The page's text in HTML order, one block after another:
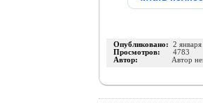
Опубликовано: 2
Просмотров: 4783
Автор: Автор